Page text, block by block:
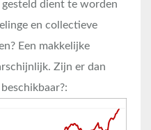
gesteld dient te worden
en collectieve
Een makkelijke
Zijn er dan